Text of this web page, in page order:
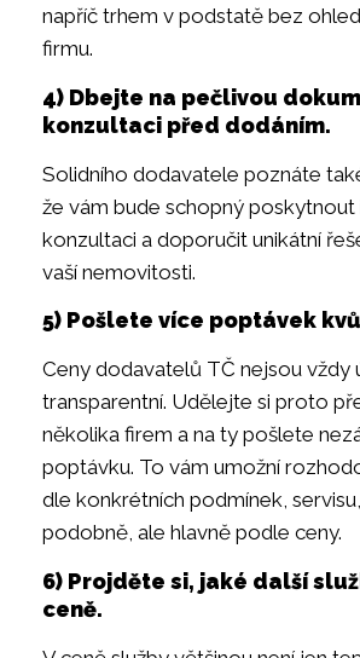
napříč trhem v podstatě bez
firmu.
4) Dbejte na pečlivou
konzultaci před dodáním.
Solidního dodavatele poznáte
že vám bude schopný poskytnout
konzultaci a doporučit unikátní
vaší nemovitosti.
5) Pošlete více poptávek
Ceny dodavatelů TČ nejsou vždy
transparentní. Udělejte si proto
několika firem a na ty pošlete
poptávku. To vám umožní
dle konkrétních podmínek,
podobně, ale hlavně podle ceny.
6) Projděte si, jaké další
ceně.